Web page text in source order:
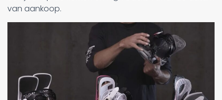
van aankoop.